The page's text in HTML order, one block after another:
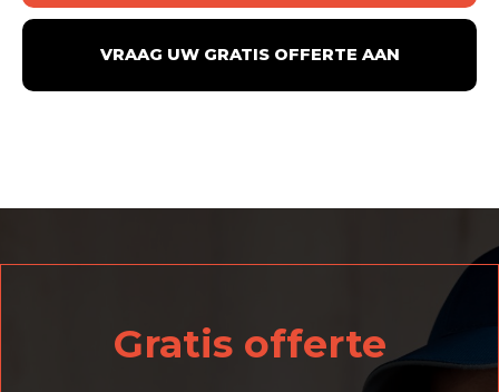
VRAAG UW GRATIS OFFERTE AAN
Gratis offerte